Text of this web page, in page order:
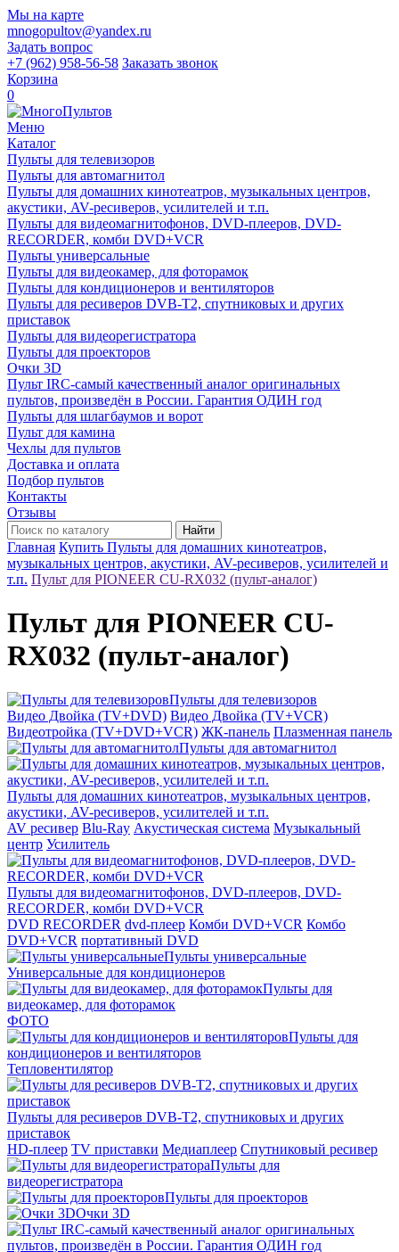
Мы на карте
mnogopultov@yandex.ru
Задать вопрос
+7 (962) 958-56-58 Заказать звонок
Корзина
0
Меню
Каталог
Пульты для телевизоров
Пульты для автомагнитол
Пульты для домашних кинотеатров, музыкальных центров,
акустики, AV-ресиверов, усилителей и т.п.
Пульты для видеомагнитофонов, DVD-плееров, DVD-
RECORDER, комби DVD+VCR
Пульты универсальные
Пульты для видеокамер, для фоторамок
Пульты для кондиционеров и вентиляторов
Пульты для ресиверов DVB-T2, спутниковых и других
приставок
Пульты для видеорегистратора
Пульты для проекторов
Очки 3D
Пульт IRC-самый качественный аналог оригинальных
пультов, произведён в России. Гарантия ОДИН год
Пульты для шлагбаумов и ворот
Пульт для камина
Чехлы для пультов
Доставка и оплата
Подбор пультов
Контакты
Отзывы
Найти
Главная Купить Пульты для домашних кинотеатров,
музыкальных центров, акустики, AV-ресиверов, усилителей и
т.п. Пульт для PIONEER CU-RX032 (пульт-аналог)
Пульт для PIONEER CU-
RX032 (пульт-аналог)
Пульты для телевизоров
Видео Двойка (TV+DVD) Видео Двойка (TV+VCR)
Видеотройка (TV+DVD+VCR) ЖК-панель Плазменная панель
Пульты для автомагнитол
Пульты для домашних кинотеатров, музыкальных центров,
акустики, AV-ресиверов, усилителей и т.п.
AV ресивер Blu-Ray Акустическая система Музыкальный
центр Усилитель
Пульты для видеомагнитофонов, DVD-плееров, DVD-
RECORDER, комби DVD+VCR
DVD RECORDER dvd-плеер Комби DVD+VCR Комбо
DVD+VCR портативный DVD
Пульты универсальные
Универсальные для кондиционеров
Пульты для
видеокамер, для фоторамок
ФОТО
Пульты для
кондиционеров и вентиляторов
Тепловентилятор
Пульты для ресиверов DVB-T2, спутниковых и других
приставок
HD-плеер TV приставки Медиаплеер Спутниковый ресивер
Пульты для
видеорегистратора
Пульты для проекторов
Очки 3D